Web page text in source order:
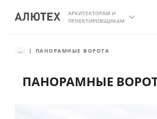
АРХИТЕКТОРАМ И
ПРОЕКТИРОВЩИКАМ
ПАНОРАМНЫЕ
... ПАНОРАМНЫЕ ВОРОТА